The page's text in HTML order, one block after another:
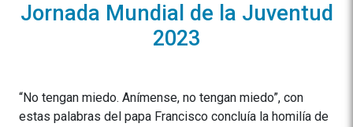
Jornada Mundial de la Juventud
2023
“No tengan miedo. Anímense, no tengan miedo”, con
estas palabras del papa Francisco concluía la homilía de